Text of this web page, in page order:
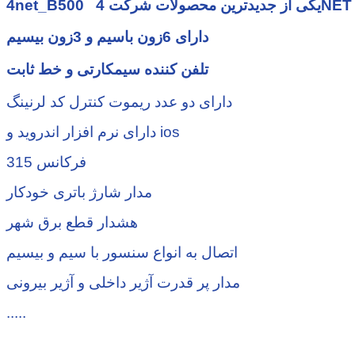
دارای 6زون باسیم و 3زون بیسیم
تلفن کننده سیمکارتی و خط ثابت
دارای دو عدد ریموت کنترل کد لرنینگ
دارای نرم افزار اندروید و ios
فرکانس 315
مدار شارژ باتری خودکار
هشدار قطع برق شهر
اتصال به انواع سنسور با سیم و بیسیم
مدار پر قدرت آژیر داخلی و آژیر بیرونی
.....